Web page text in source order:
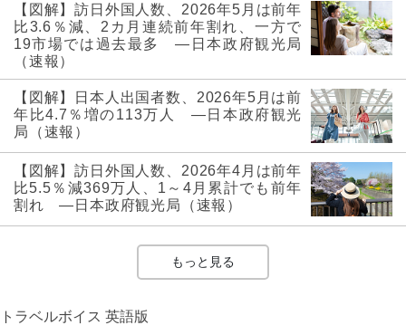
【図解】訪日外国人数、2026年5月は前年
比3.6％減、2カ月連続前年割れ、一方で
19市場では過去最多 ―日本政府観光局
（速報）
【図解】日本人出国者数、2026年5月は前
年比4.7％増の113万人 ―日本政府観光
局（速報）
【図解】訪日外国人数、2026年4月は前年
比5.5％減369万人、1～4月累計でも前年
割れ ―日本政府観光局（速報）
もっと見る
トラベルボイス 英語版